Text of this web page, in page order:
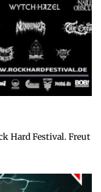
Hard Festival. Freut